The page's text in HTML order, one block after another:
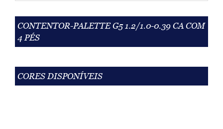
CONTENTOR-PALETTE G5 1.2/1.0-0.39 CA COM
4 PÉS
CORES DISPONÍVEIS